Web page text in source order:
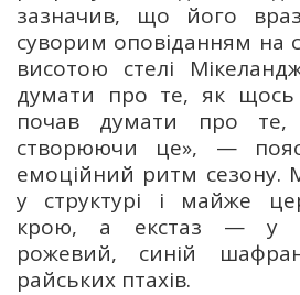
зазначив, що його
суворим оповіданням на
висотою стелі
думати про те, як щось
почав думати про
створюючи це», —
емоційний ритм сезону.
у структурі і майже
крою, а екстаз — у
рожевий, синій
райських птахів.